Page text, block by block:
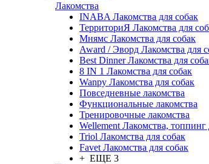
Лакомства
INABA Лакомства для собак
ТерриториЯ Лакомства для
Мнямс Лакомства для собак
Award / Эворд Лакомства для
Best Dinner Лакомства для
8 IN 1 Лакомства для собак
Wanpy Лакомства для собак
Повседневные лакомства
Функциональные лакомства
Тренировочные лакомства
Wellement Лакомства, топпинг
Triol Лакомства для собак
Favet Лакомства для собак
+ ЕЩЕ 3